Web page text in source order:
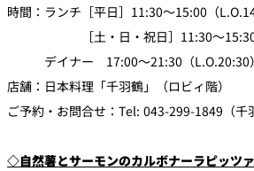
時間：ランチ［平日］11:30～15:00（
［土・日・祝日］11:30～15:30（
デイナー 17:00～21:30（L.O.20:30）
店舗：日本料理「千羽鶴」（ロビィ階）
ご予約・お問合せ：Tel: 043-299-1849（千
◇自然薯とサーモンのカルボナーラピッ